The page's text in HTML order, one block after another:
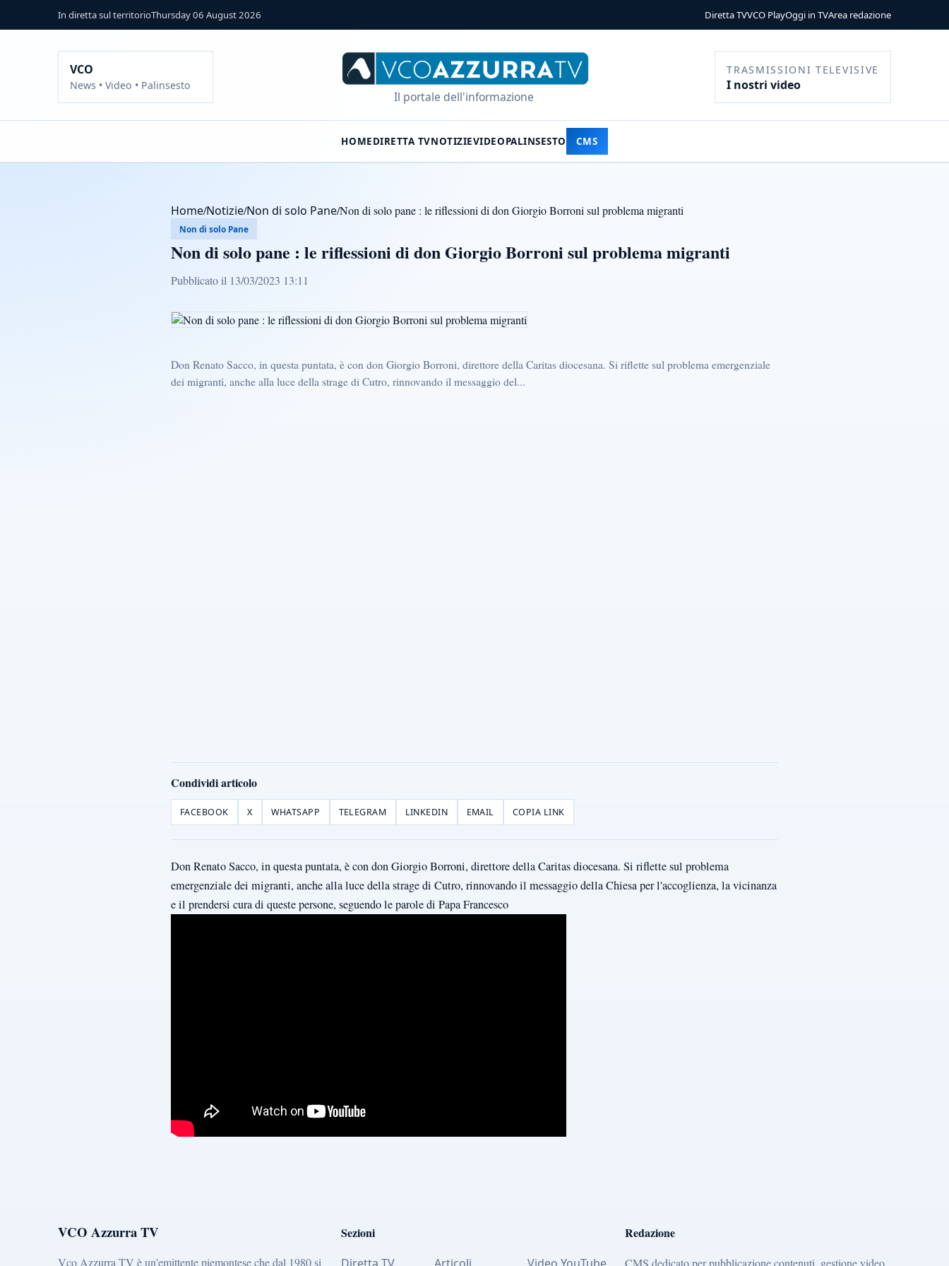
In diretta sul territorioThursday 06 August 2026 Diretta TVVCO PlayOggi in TVArea redazione
VCO
News • Video • Palinsesto
Il portale dell'informazione
TRASMISSIONI TELEVISIVE
I nostri video
HOMEDIRETTA TVNOTIZIEVIDEOPALINSESTO CMS
Home/Notizie/Non di solo Pane/Non di solo pane : le riflessioni di don Giorgio Borroni sul problema migranti
Non di solo Pane
Non di solo pane : le riflessioni di don Giorgio Borroni sul problema migranti
Pubblicato il 13/03/2023 13:11
Don Renato Sacco, in questa puntata, è con don Giorgio Borroni, direttore della Caritas diocesana. Si riflette sul problema emergenziale
dei migranti, anche alla luce della strage di Cutro, rinnovando il messaggio del...
Condividi articolo
FACEBOOK X WHATSAPP TELEGRAM LINKEDIN EMAIL COPIA LINK
Don Renato Sacco, in questa puntata, è con don Giorgio Borroni, direttore della Caritas diocesana. Si riflette sul problema
emergenziale dei migranti, anche alla luce della strage di Cutro, rinnovando il messaggio della Chiesa per l'accoglienza, la vicinanza
e il prendersi cura di queste persone, seguendo le parole di Papa Francesco
VCO Azzurra TV
Vco Azzurra TV è un'emittente piemontese che dal 1980 si
Sezioni Redazione
CMS dedicato per pubblicazione contenuti, gestione video